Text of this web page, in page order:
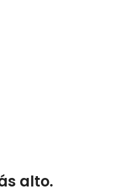
alto.